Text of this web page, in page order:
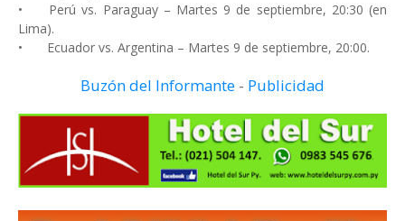
•
Perú vs. Paraguay – Martes 9 de septiembre, 20:30 (en
Lima).
•
Ecuador vs. Argentina – Martes 9 de septiembre, 20:00.
Buzón del Informante - Publicidad